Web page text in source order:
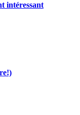
intéressant